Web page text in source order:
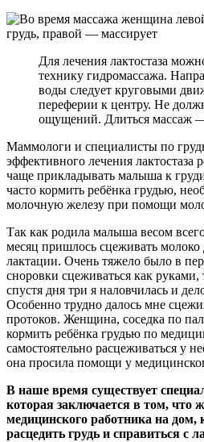
Для лечения лактостаза
технику гидромассажа.
воды следует круговыми
переферии к центру. Не
ощущений. Длиться массаж
Маммологи и специалисты по
эффективного лечения
чаще прикладывать малыша к
часто кормить ребёнка грудью,
молочную железу при помощи
Так как родила малыша весом
месяц пришлось сцеживать
лактации. Очень тяжело было в
сноровки сцеживаться как
спустя дня три я наловчилась и
Особенно трудно далось мне
протоков. Женщина, соседка по
кормить ребёнка грудью по
самостоятельно расцеживаться у
она просила помощи у
В наше время существует
которая заключается в том,
медицинского работника на
расцедить грудь и справиться с